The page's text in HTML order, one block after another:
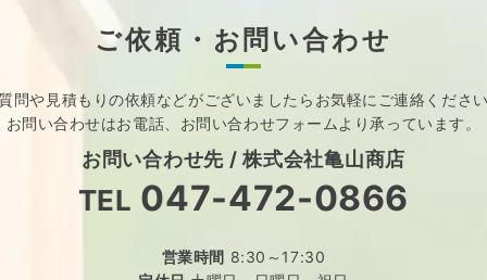
ご依頼・お問い合わせ
問や見積もりの依頼などがございましたら お気軽にご連絡くださ
お問い合わせはお電話、 お問い合わせフォームより承っています。
お問い合わせ先 /株式会社亀山商店
TEL 047-472-0866
営業時間 8:30～17:30